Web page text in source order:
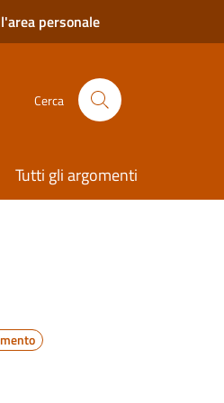
personale
Cerca
Tutti gli argomenti